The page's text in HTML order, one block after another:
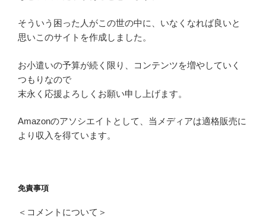
そういう困った人がこの世の中に、いなくなれば良いと
思いこのサイトを作成しました。
お小遣いの予算が続く限り、コンテンツを増やしていく
つもりなので
末永く応援よろしくお願い申し上げます。
Amazonのアソシエイトとして、当メディアは適格販売に
より収入を得ています。
免責事項
＜コメントについて＞